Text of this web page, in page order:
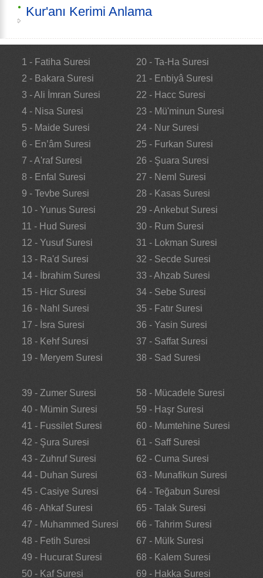
Kur'anı Kerimi Anlama
1 - Fatiha Suresi
2 - Bakara Suresi
3 - Ali İmran Suresi
4 - Nisa Suresi
5 - Maide Suresi
6 - En’âm Suresi
7 - A'raf Suresi
8 - Enfal Suresi
9 - Tevbe Suresi
10 - Yunus Suresi
11 - Hud Suresi
12 - Yusuf Suresi
13 - Ra'd Suresi
14 - İbrahim Suresi
15 - Hicr Suresi
16 - Nahl Suresi
17 - İsra Suresi
18 - Kehf Suresi
19 - Meryem Suresi
20 - Ta-Ha Suresi
21 - Enbiyâ Suresi
22 - Hacc Suresi
23 - Mü'minun Suresi
24 - Nur Suresi
25 - Furkan Suresi
26 - Şuara Suresi
27 - Neml Suresi
28 - Kasas Suresi
29 - Ankebut Suresi
30 - Rum Suresi
31 - Lokman Suresi
32 - Secde Suresi
33 - Ahzab Suresi
34 - Sebe Suresi
35 - Fatır Suresi
36 - Yasin Suresi
37 - Saffat Suresi
38 - Sad Suresi
39 - Zumer Suresi
40 - Mümin Suresi
41 - Fussilet Suresi
42 - Şura Suresi
43 - Zuhruf Suresi
44 - Duhan Suresi
45 - Casiye Suresi
46 - Ahkaf Suresi
47 - Muhammed Suresi
48 - Fetih Suresi
49 - Hucurat Suresi
50 - Kaf Suresi
58 - Mücadele Suresi
59 - Haşr Suresi
60 - Mumtehine Suresi
61 - Saff Suresi
62 - Cuma Suresi
63 - Munafikun Suresi
64 - Teğabun Suresi
65 - Talak Suresi
66 - Tahrim Suresi
67 - Mülk Suresi
68 - Kalem Suresi
69 - Hakka Suresi